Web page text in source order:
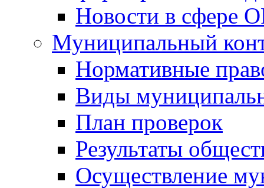
Новости в сфере
Муниципальный
Нормативные
Виды
План проверок
Результаты
Осуществление